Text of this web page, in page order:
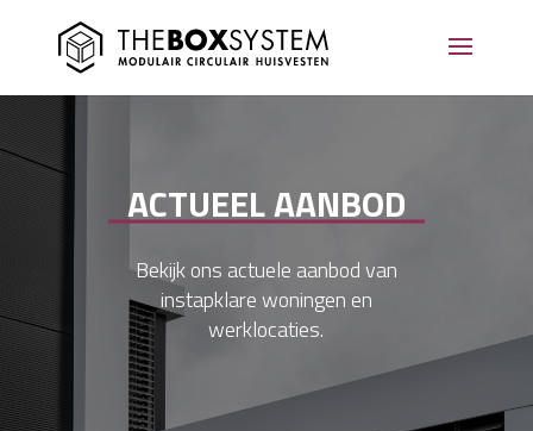
ACTUEEL AANBOD
Bekijk ons actuele aanbod van
instapklare woningen en
werklocaties.